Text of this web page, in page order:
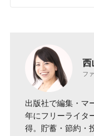
西
フ
出版社で編集・マ
年にフリーライタ
得。貯蓄・節約・